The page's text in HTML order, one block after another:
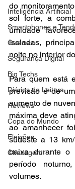
Inteligência Artificial
Smartphones e
Guerras
Segurança Digital
Big Techs
Diários de Leitura
Reviews
Copa do Mundo
Eleições
Checagem
do
sol forte, a
umidade
isoladas,
noite no interior
Para quem está
previsão é de
aumento de
máxima deve
ao amanhecer
sudeste a 13
baixa durante o
período
volumes.